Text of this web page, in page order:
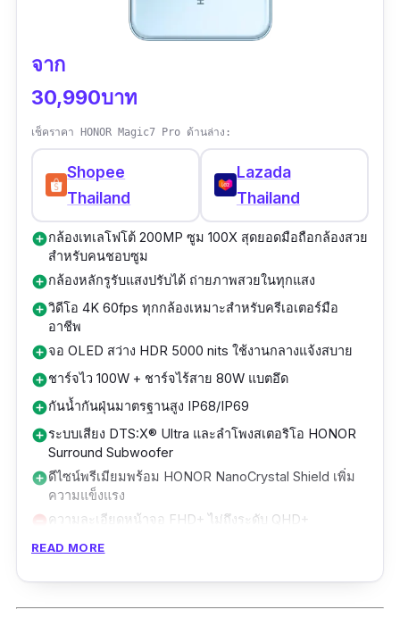
แบตเตอรี่ 4900mAh รองรับชาร์จไว 66W และ
ไร้สาย 50W
กันน้ำมาตรฐาน IP68
รองรับ Wi-Fi 6, Bluetooth 5.2, NFC
เหมาะกับคนที่ต้องการมือถือถ่ายรูปสวย
คุณภาพสูง ใช้งานลื่นไหล แบตอึด และดีไซน์
พรีเมียม
กล้องหน้าความละเอียด 12MP เซ็นเซอร์ Exmor
RS™ พร้อมฟีเจอร์ S-Cinetone for mobile, Night
Mode และวิดีโอ 4K HDR เหมาะกับสาย Vlog
หรือคนที่ต้องการมือถือถ่ายรูปสวยทั้งกล้องหน้า-
หลัง
หน้าจอ OLED ขนาด 6.5 นิ้ว FHD+ อัตรารีเฟรช
120Hz รองรับ Motion Blur Reduction 240Hz
ความสว่างสูงและเทคโนโลยี BRAVIA™ จาก
Sony ให้ภาพสมจริงระดับโปรที่หาไม่ได้ใน
โทรศัพท์กล้องคมชัดรุ่นอื่น
12GB และ ROM 256GB รองรับ microSD สูงสุด
1.5TB สำหรับคนที่ถ่ายรูปเยอะ ๆ โดยไม่ต้องกังวล
เรื่องพื้นที่จัดเก็บ
แบตเตอรี่ 5000mAh พร้อมการชาร์จเร็ว USB PD
และชาร์จไร้สาย Qi รวมถึงฟังก์ชันแชร์แบตเตอรี่ให้
ใช้งานมือถือถ่ายรูปสวยต่อเนื่องได้ทั้งวัน
ดีไซน์ทนทานด้วย Gorilla Glass Victus® 2 กันน้ำ
กันฝุ่นมาตรฐาน IP65/68 ใช้งานได้มั่นใจแม้ใน
สภาพแวดล้อมสุดโหด
จาก
30,990บาท
เช็คราคา HONOR Magic7 Pro ด้านล่าง:
Shopee
Thailand
Lazada
Thailand
add_circleกล้องเทเลโฟโต้ 200MP ซูม 100X สุดยอดมือถือกล้องสวย
สำหรับคนชอบซูม
add_circleกล้องหลักรูรับแสงปรับได้ ถ่ายภาพสวยในทุกแสง
add_circleวิดีโอ 4K 60fps ทุกกล้องเหมาะสำหรับครีเอเตอร์มือ
อาชีพ
add_circleจอ OLED สว่าง HDR 5000 nits ใช้งานกลางแจ้งสบาย
add_circleชาร์จไว 100W + ชาร์จไร้สาย 80W แบตอึด
add_circleกันน้ำกันฝุ่นมาตรฐานสูง IP68/IP69
add_circleระบบเสียง DTS:X® Ultra และลำโพงสเตอริโอ HONOR
Surround Subwoofer
add_circleดีไซน์พรีเมียมพร้อม HONOR NanoCrystal Shield เพิ่ม
ความแข็งแรง
remove_circle ความละเอียดหน้าจอ FHD+ ไม่ถึงระดับ QHD+
remove_circleไม่รองรับ microSD เพิ่มความจุ
HONOR Magic7 Pro สมาร์ทโฟนกล้องเทพที่เกิด
มาเพื่อคนรักการถ่ายภาพ ด้วยกล้องเทเลโฟโต้
READ MORE